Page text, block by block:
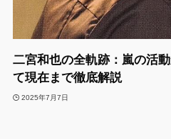
二宮和也の全軌跡：嵐の活
て現在まで徹底解説
2025年7月7日